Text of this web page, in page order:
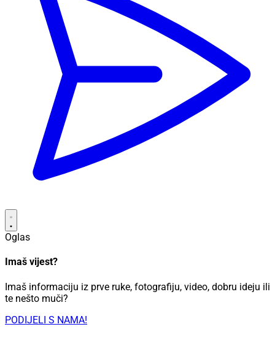
Oglas
Imaš vijest?
Imaš informaciju iz prve ruke, fotografiju, video, dobru ideju ili
te nešto muči?
PODIJELI S NAMA!